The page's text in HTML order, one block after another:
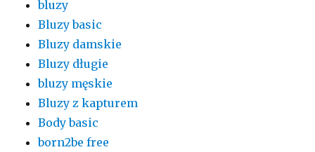
bluzy
Bluzy basic
Bluzy damskie
Bluzy długie
bluzy męskie
Bluzy z kapturem
Body basic
born2be free